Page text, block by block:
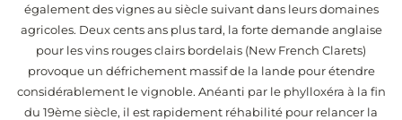
également des vignes au siècle suivant dans leurs domaines
agricoles. Deux cents ans plus tard, la forte demande anglaise
pour les vins rouges clairs bordelais (New French Clarets)
provoque un défrichement massif de la lande pour étendre
considérablement le vignoble. Anéanti par le phylloxéra à la fin
du 19ème siècle, il est rapidement réhabilité pour relancer la